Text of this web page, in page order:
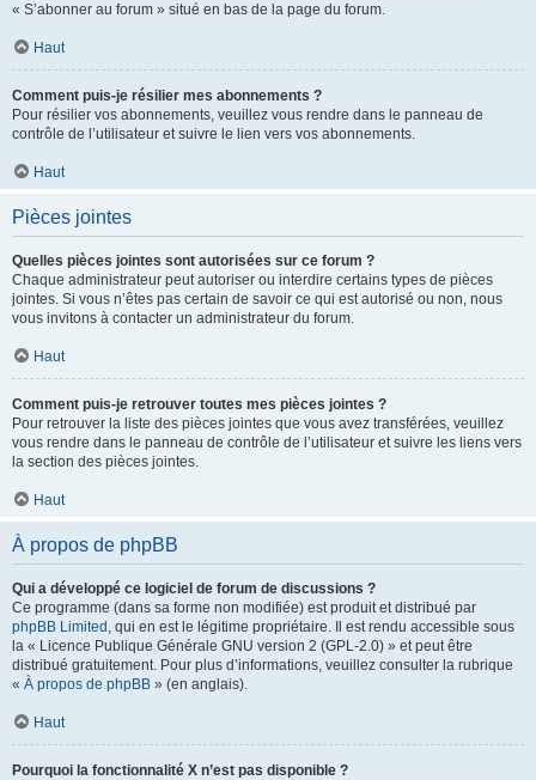
« S’abonner au forum » situé en bas de la page du forum.
Haut
Comment puis-je résilier mes abonnements ?
Pour résilier vos abonnements, veuillez vous rendre dans le panneau de
contrôle de l’utilisateur et suivre le lien vers vos abonnements.
Haut
Pièces jointes
Quelles pièces jointes sont autorisées sur ce forum ?
Chaque administrateur peut autoriser ou interdire certains types de pièces
jointes. Si vous n’êtes pas certain de savoir ce qui est autorisé ou non, nous
vous invitons à contacter un administrateur du forum.
Haut
Comment puis-je retrouver toutes mes pièces jointes ?
Pour retrouver la liste des pièces jointes que vous avez transférées, veuillez
vous rendre dans le panneau de contrôle de l’utilisateur et suivre les liens vers
la section des pièces jointes.
Haut
À propos de phpBB
Qui a développé ce logiciel de forum de discussions ?
Ce programme (dans sa forme non modifiée) est produit et distribué par
phpBB Limited , qui en est le légitime propriétaire. Il est rendu accessible sous
la « Licence Publique Générale GNU version 2 (GPL-2.0) » et peut être
distribué gratuitement. Pour plus d’informations, veuillez consulter la rubrique
« À propos de phpBB » (en anglais).
Haut
Pourquoi la fonctionnalité X n’est pas disponible ?